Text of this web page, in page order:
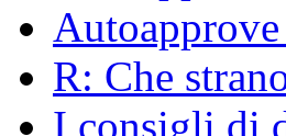
Autoapprove
R: Che
I consigli di